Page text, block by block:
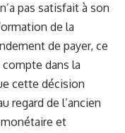
pas satisfait à son
de la
de payer, ce
dans la
cette décision
regard de l’ancien
monétaire et